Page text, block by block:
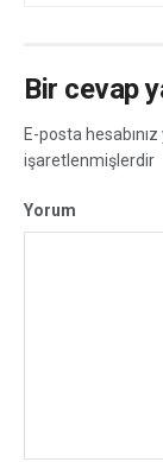
Bir cevap
E-posta
işaretlenmişlerdir
Yorum